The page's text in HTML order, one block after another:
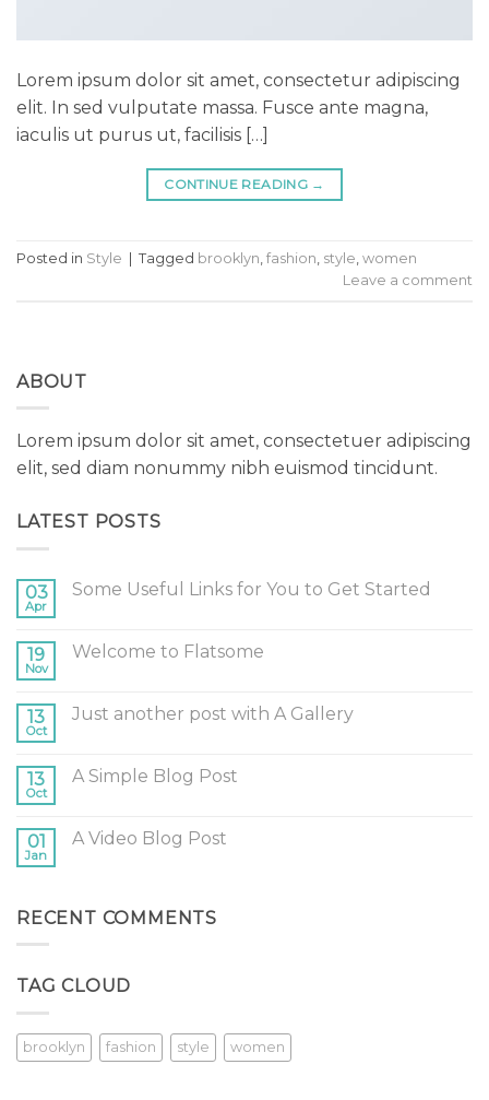
Lorem ipsum dolor sit amet, consectetur adipiscing
elit. In sed vulputate massa. Fusce ante magna,
iaculis ut purus ut, facilisis […]
CONTINUE READING →
Posted in Style Tagged brooklyn, fashion, style, women
Leave a comment
ABOUT
Lorem ipsum dolor sit amet, consectetuer adipiscing
elit, sed diam nonummy nibh euismod tincidunt.
LATEST POSTS
03
Apr
Some Useful Links for You to Get Started
Some
You
to
19
Nov
Welcome to Flatsome
Welcome
13
Oct
Just another post with A Gallery
Just
A
Gallery
13
Oct
A Simple Blog Post
A
01
Jan
A Video Blog Post
Video
RECENT COMMENTS
TAG CLOUD
brooklyn fashion style women